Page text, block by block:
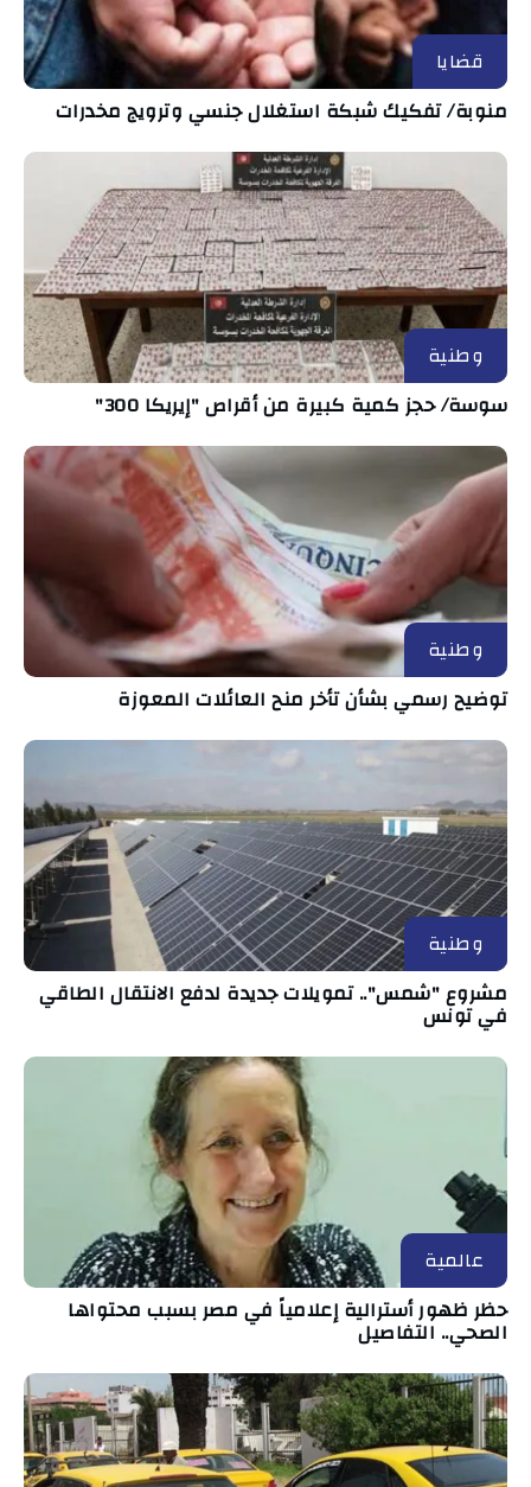
قضايا
منوبة/ تفكيك شبكة استغلال جنسي وترويج مخدرات
وطنية
سوسة/ حجز كمية كبيرة من أقراص "إيريكا 300"
وطنية
توضيح رسمي بشأن تأخر منح العائلات المعوزة
وطنية
مشروع "شمس".. تمويلات جديدة لدفع الانتقال الطاقي
في تونس
عالمية
حظر ظهور أسترالية إعلامياً في مصر بسبب محتواها
الصحي.. التفاصيل